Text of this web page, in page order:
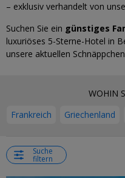
– exklusiv verhandelt von
Suchen Sie ein günstiges
luxuriöses 5-Sterne-Hotel in
unsere aktuellen
WOHIN
Frankreich
Griechenland
Suche
filtern